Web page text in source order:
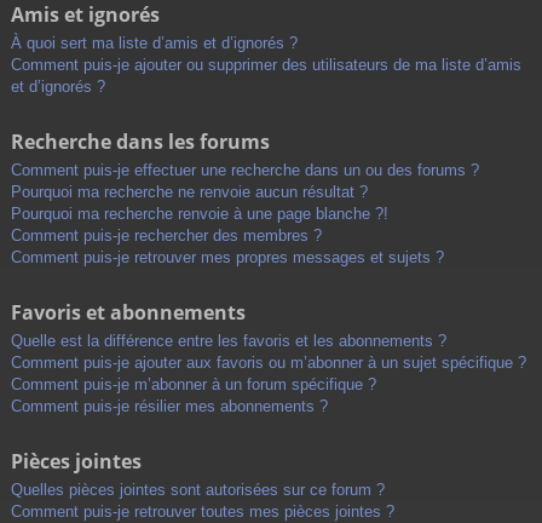
Amis et ignorés
À quoi sert ma liste d’amis et d’ignorés ?
Comment puis-je ajouter ou supprimer des utilisateurs de ma liste d’amis
et d’ignorés ?
Recherche dans les forums
Comment puis-je effectuer une recherche dans un ou des forums ?
Pourquoi ma recherche ne renvoie aucun résultat ?
Pourquoi ma recherche renvoie à une page blanche ?!
Comment puis-je rechercher des membres ?
Comment puis-je retrouver mes propres messages et sujets ?
Favoris et abonnements
Quelle est la différence entre les favoris et les abonnements ?
Comment puis-je ajouter aux favoris ou m’abonner à un sujet spécifique ?
Comment puis-je m’abonner à un forum spécifique ?
Comment puis-je résilier mes abonnements ?
Pièces jointes
Quelles pièces jointes sont autorisées sur ce forum ?
Comment puis-je retrouver toutes mes pièces jointes ?